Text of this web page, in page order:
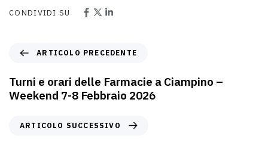
CONDIVIDI SU
ARTICOLO PRECEDENTE
Turni e orari delle Farmacie a Ciampino –
Weekend 7-8 Febbraio 2026
ARTICOLO SUCCESSIVO